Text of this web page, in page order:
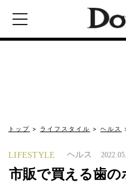
トップ ライフスタイル ヘルス
LIFESTYLE ヘルス
市販で買える歯